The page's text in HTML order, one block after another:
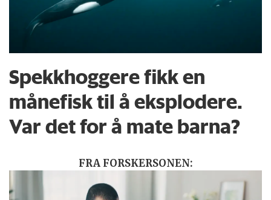
Spekkhoggere fikk en
månefisk til å eksplodere.
Var det for å mate barna?
FRA FORSKERSONEN: